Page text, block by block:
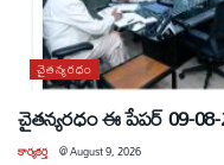
చైతన్యరధం
చైతన్యరధం ఈ పేపర్ 09-08-
కార్యకర్త @August 9, 2026